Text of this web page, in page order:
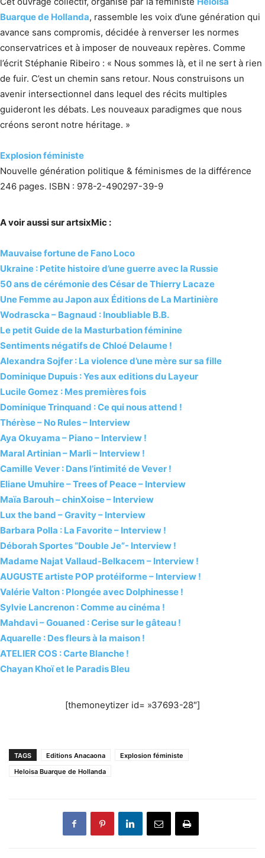
Buarque de Hollanda, rassemble les voix d’une génération qui
avance sans compromis, décidée à renverser les normes
conservatrices et à imposer de nouveaux repères. Comme
l’écrit Stéphanie Ribeiro : « Nous sommes là, et il ne sert à rien
de fuir. C’est un chemin sans retour. Nous construisons un
avenir intersectionnel dans lequel des récits multiples
guideront les débats. Les nouveaux paradigmes que nous
créons seront notre héritage. »
Explosion féministe
Nouvelle génération politique & féminismes de la différence
246 pages. ISBN : 978-2-490297-39-9
A voir aussi sur artsixMic :
Mauvaise fortune de Fano Loco
Ukraine : Petite histoire d’une guerre avec la Russie
50 ans de cérémonie des César de Thierry Lacaze
Une Femme au Japon aux Éditions de La Martinière
Wodrascka – Bagnaud : Inoubliable B.B.
Le petit Guide de la Masturbation féminine
Sentiments négatifs de Chloé Delaume !
Alexandra Sojfer : La violence d’une mère sur sa fille
Dominique Dupuis : Yes aux editions du Layeur
Lucile Gomez : Mes premières fois
Dominique Trinquand : Ce qui nous attend !
Thérèse – No Rules – Interview
Aya Okuyama – Piano – Interview !
Maral Artinian – Marli – Interview !
Camille Vever : Dans l’intimité de Vever !
Eliane Umuhire – Trees of Peace – Interview
Maïa Barouh – chinXoise – Interview
Lux the band – Gravity – Interview
Barbara Polla : La Favorite – Interview !
Déborah Sportes “Double Je”- Interview !
Madame Najat Vallaud-Belkacem – Interview !
AUGUSTE artiste POP protéiforme – Interview !
Valérie Valton : Plongée avec Dolphinesse !
Sylvie Lancrenon : Comme au cinéma !
Mahdavi – Gouaned : Cerise sur le gâteau !
Aquarelle : Des fleurs à la maison !
ATELIER COS : Carte Blanche !
Chayan Khoï et le Paradis Bleu
[themoneytizer id= »37693-28″]
TAGS Editions Anacaona
Explosion féministe
Heloisa Buarque de Hollanda